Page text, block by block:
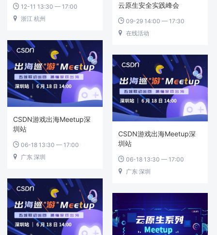
 12-11 13:30 — 17:00
 浙江 杭州
云原生安全实践峰会
 09-29 14:00 — 17:30
 在线活动
CSDN游戏出海Meetup深
圳站
 06-18 13:30 — 17:00
 广东 深圳
CSDN游戏出海Meetup深
圳站
 06-18 13:30 — 17:00
 广东 深圳